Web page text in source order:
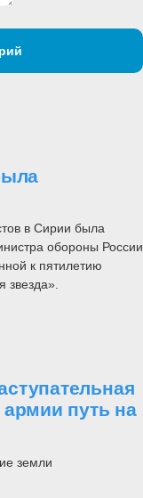
в Сирии была
обороны России
к пятилетию
звезда».
путь на
земли